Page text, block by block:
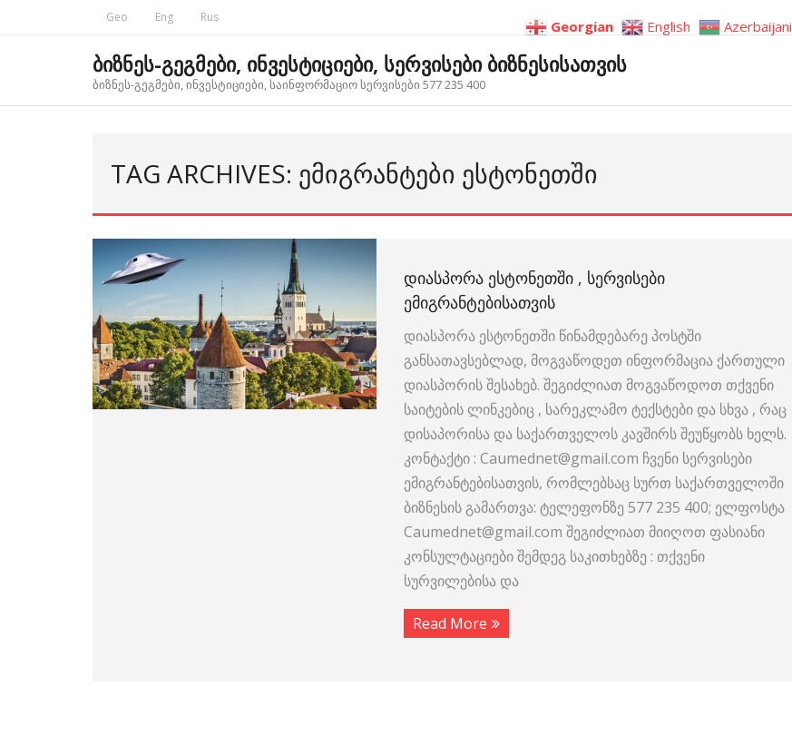
Geo Eng Rus
ბიზნეს-გეგმები, ინვესტიციები, სერვისები ბიზნესისათვის
ბიზნეს-გეგმები, ინვესტიციები, საინფორმაციო სერვისები 577 235 400
TAG ARCHIVES: ᲔᲛᲘᲒᲠᲐᲜᲢᲔᲑᲘ ᲔᲡᲢᲝᲜᲔᲗᲨᲘ
ᲓᲘᲐᲡᲞᲝᲠᲐ ᲔᲡᲢᲝᲜᲔᲗᲨᲘ , ᲡᲔᲠᲕᲘᲡᲔᲑᲘ
ᲔᲛᲘᲒᲠᲐᲜᲢᲔᲑᲘᲡᲐᲗᲕᲘᲡ
დიასპორა ესტონეთში წინამდებარე პოსტში
განსათავსებლად, მოგვაწოდეთ ინფორმაცია ქართული
დიასპორის შესახებ. შეგიძლიათ მოგვაწოდოთ თქვენი
საიტების ლინკებიც , სარეკლამო ტექსტები და სხვა , რაც
დისაპორისა და საქართველოს კავშირს შეუწყობს ხელს.
კონტაქტი : Caumednet@gmail.com ჩვენი სერვისები
ემიგრანტებისათვის, რომლებსაც სურთ საქართველოში
ბიზნესის გამართვა: ტელეფონზე 577 235 400; ელფოსტა
Caumednet@gmail.com შეგიძლიათ მიიღოთ ფასიანი
კონსულტაციები შემდეგ საკითხებზე : თქვენი
სურვილებისა და
Read More
Georgian English Azerbaijani